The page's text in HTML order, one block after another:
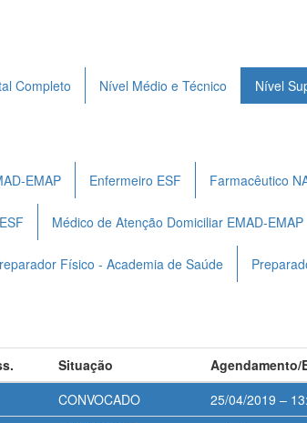
Completo Nível Médio e Técnico Nível
EMAP Enfermeiro ESF Farmacêutico
Médico de Atenção Domiciliar EMAD-EMAP
Físico - Academia de Saúde
Situação
Agendamento/
CONVOCADO
25/04/2019 –